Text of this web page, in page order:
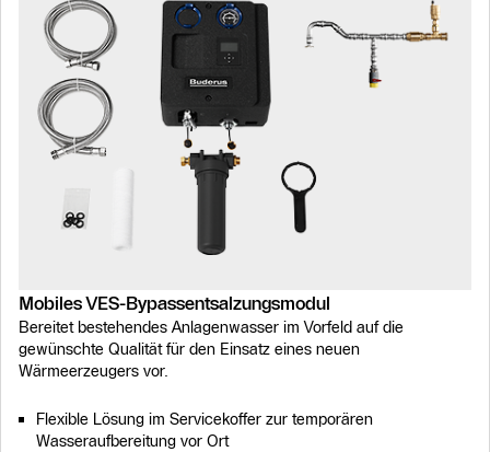
Mobiles VES-Bypassentsalzungsmodul
Bereitet bestehendes Anlagenwasser im Vorfeld auf die
gewünschte Qualität für den Einsatz eines neuen
Wärmeerzeugers vor.
Flexible Lösung im Servicekoffer zur temporären
Wasseraufbereitung vor Ort